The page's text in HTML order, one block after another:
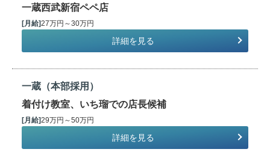
一蔵西武新宿ペペ店
[月給]27万円～30万円
詳細を見る
一蔵（本部採用）
着付け教室、いち瑠での店長候補
[月給]29万円～50万円
詳細を見る